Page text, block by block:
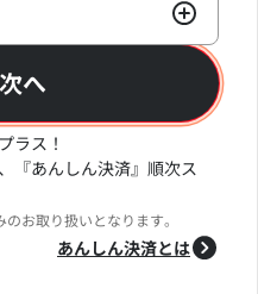
次へ
ラス！
『あんしん決済』順次ス
お取り扱いとなります。
あんしん決済とは